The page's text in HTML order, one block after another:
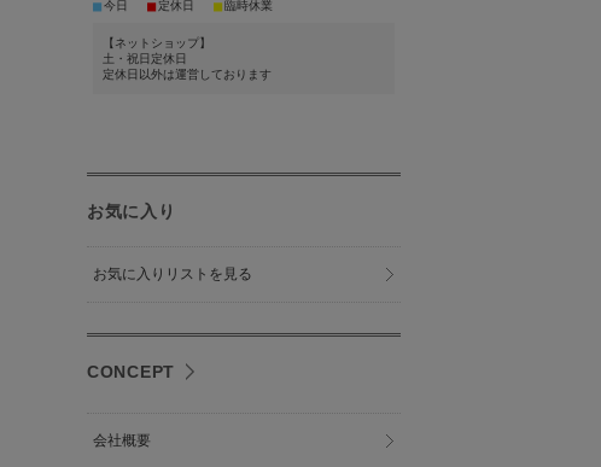
■今日 ■ 定休日 ■臨時休業
【ネットショップ】
土・祝日定休日
定休日以外は運営しております
お気に入り
お気に入りリストを見る
CONCEPT
会社概要